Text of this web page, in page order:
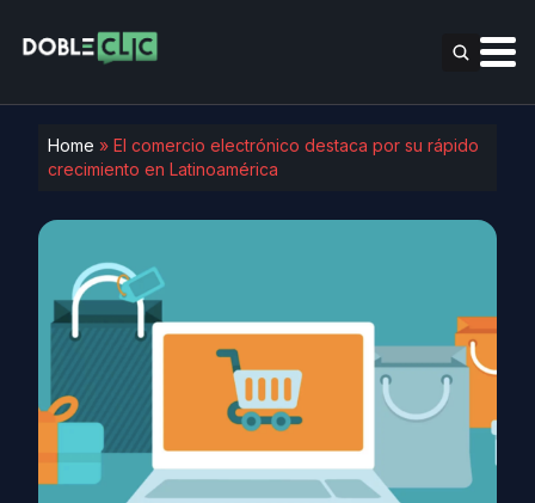
Home » El comercio electrónico destaca por su rápido
crecimiento en Latinoamérica